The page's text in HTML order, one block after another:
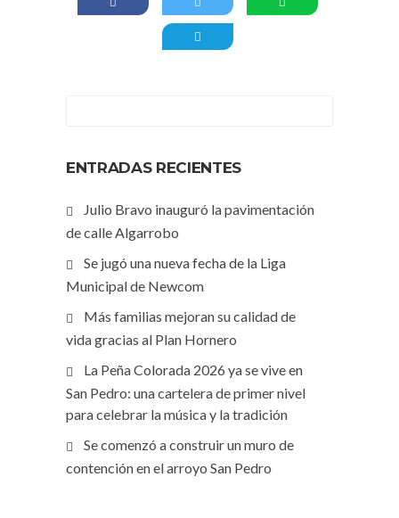
ENTRADAS RECIENTES
Julio Bravo inauguró la pavimentación
de calle Algarrobo
Se jugó una nueva fecha de la Liga
Municipal de Newcom
Más familias mejoran su calidad de
vida gracias al Plan Hornero
La Peña Colorada 2026 ya se vive en
San Pedro: una cartelera de primer nivel
para celebrar la música y la tradición
Se comenzó a construir un muro de
contención en el arroyo San Pedro